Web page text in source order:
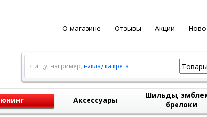
О магазине Отзывы Акции
Я ищу, например, накладка крета
Аксессуары
Шильды,
брелоки